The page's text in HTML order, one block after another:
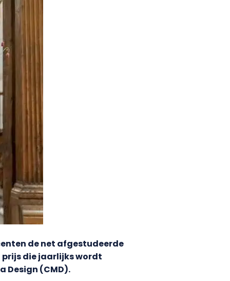
de net afgestudeerde
prijs die jaarlijks wordt
Design (CMD).